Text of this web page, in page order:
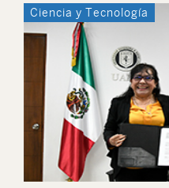
Ciencia y Tecnología